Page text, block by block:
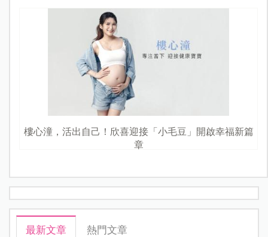
樓心潼，活出自己！欣喜迎接「小毛豆」開啟幸福新篇
章
最新文章 熱門文章